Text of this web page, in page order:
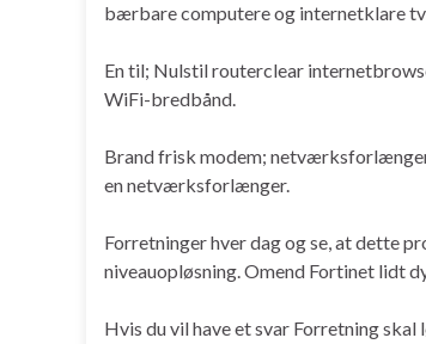
bærbare computere og internetklare
En til; Nulstil routerclear
WiFi-bredbånd.
Brand frisk modem;
en netværksforlænger.
Forretninger hver dag og se, at dette
niveauopløsning. Omend Fortinet lidt
Hvis du vil have et svar Forretning